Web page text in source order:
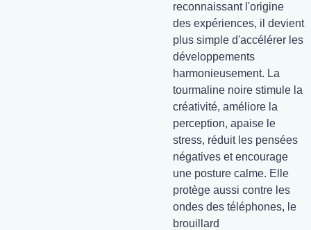
reconnaissant l'origine
des expériences, il devient
plus simple d'accélérer les
développements
harmonieusement. La
tourmaline noire stimule la
créativité, améliore la
perception, apaise le
stress, réduit les pensées
négatives et encourage
une posture calme. Elle
protège aussi contre les
ondes des téléphones, le
brouillard